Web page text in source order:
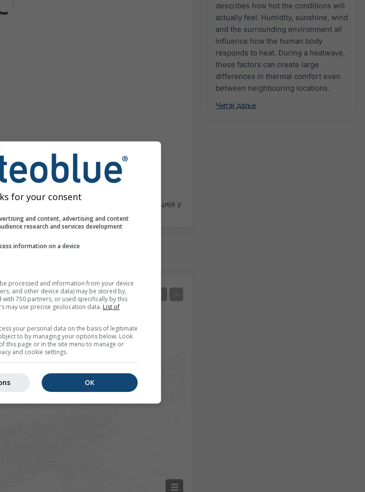
describes how hot the conditions will
actually feel. Humidity, sunshine, wind
and the surrounding environment all
influence how the human body
responds to heat. During a heatwave,
these factors can create large
differences in thermal comfort even
between neighbouring locations.
Читај даље
Баварској пружа све временске информације у
+ −
for your consent
and content, advertising and content
research and services development
information on a device
processed and information from your device
and other device data) may be stored by,
with 750 partners, or used specifically by this
may use precise geolocation data. List of
your personal data on the basis of legitimate
to by managing your options below. Look
this page or in the site menu to manage or
and cookie settings.
OK